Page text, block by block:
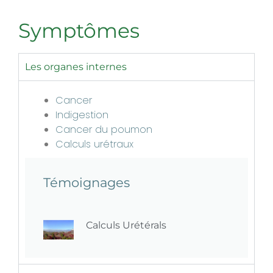
Symptômes
Les organes internes
Cancer
Indigestion
Cancer du poumon
Calculs urétraux
Témoignages
Calculs Urétérals